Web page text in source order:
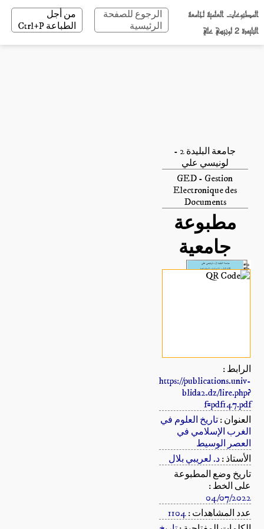
المطبوعات العلمية لجامعة
البليدة 2 لونيسي علي
الرجوع للصفحة
الرئيسية
من أجل
الطباعة Ctrl+P
جامعة البليدة 2 -
لونيسي علي
GED - Gestion
Electronique des
Documents
مطبوعة
جامعية
الرابط :
https://publications.univ-
blida2.dz/lire.php?
f=pdf147.pdf
العنوان :تاريخ العلوم في
الغرب الإسلامي في
العصر الوسيط
الأستاذ :د. لعريبي بلال
تاريخ وضع المطبوعة
على الخط :
04/07/2022
عدد المشاهدات :1104